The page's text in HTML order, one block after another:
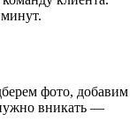
фото, добавим
вникать —